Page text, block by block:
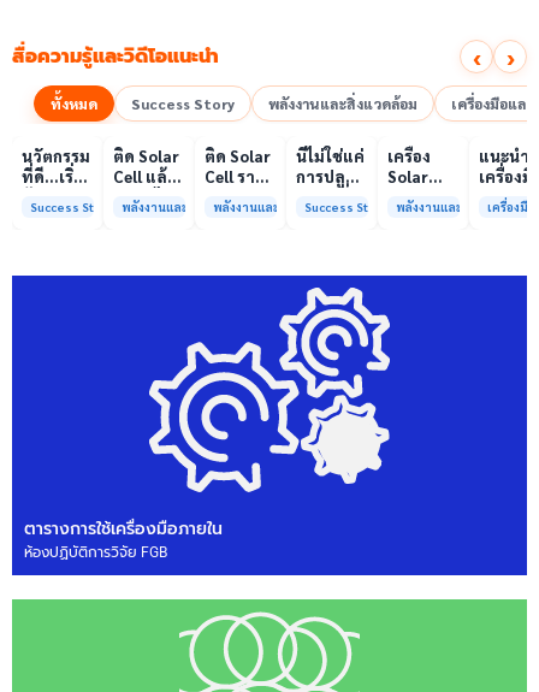
สื่อความรู้และวิดีโอแนะนำ ‹ ›
ทั้งหมด Success Story พลังงานและสิ่งแวดล้อม เครื่องมือแล
เล่นวิดีโอ
00:10
นวัตกรรม
ที่ดี…เริ่ม
ความร่วม
Success Story
เล่นวิดีโอ
00:10
ติด Solar
Cell แล้ว
ลดค่าไฟ
ได้จริง
พลังงานและสิ่งแวดล้อม
เล่นวิดีโอ
00:08
ติด Solar
Cell ราคา
แพง แต่
ค่าไฟ
พลังงานและสิ่งแวดล้อม
เล่นวิดีโอ
นี่ไม่ใช่แค่
การปลูก
คือการ
ให้ป่า
ต้นน้ำและ
ชุมชน
Success Story
เครื่อง
Solar
Simulator
มาตรฐาน
รับรอง
ISO/IEC17025
บริการ
พลังงานและสิ่งแวดล้อม
เล่
01:00
แนะนำ
เครื่องมื
วิเคราะ
ทดสอบ
การกลา
เครื่องมื
ตารางการใช้เครื่องมือภายใน
ห้องปฏิบัติการวิจัย FGB